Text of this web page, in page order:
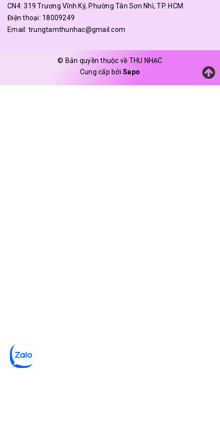
CN4: 319 Trương Vĩnh Ký, Phường Tân Sơn Nhì, TP. HCM.
Điện thoại: 18009249
Email: trungtamthunhac@gmail.com
© Bản quyền thuộc về THU NHẠC
Cung cấp bởiSapo